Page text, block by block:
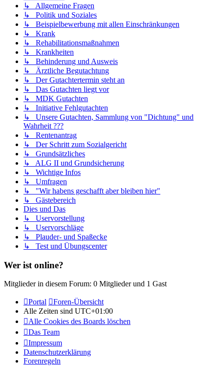
↳ Allgemeine Fragen
↳ Politik und Soziales
↳ Beispielbewerbung mit allen Einschränkungen
↳ Krank
↳ Rehabilitationsmaßnahmen
↳ Krankheiten
↳ Behinderung und Ausweis
↳ Ärztliche Begutachtung
↳ Der Gutachtertermin steht an
↳ Das Gutachten liegt vor
↳ MDK Gutachten
↳ Initiative Fehlgutachten
↳ Unsere Gutachten, Sammlung von "Dichtung" und
Wahrheit ???
↳ Rentenantrag
↳ Der Schritt zum Sozialgericht
↳ Grundsätzliches
↳ ALG II und Grundsicherung
↳ Wichtige Infos
↳ Umfragen
↳ "Wir habens geschafft aber bleiben hier"
↳ Gästebereich
Dies und Das
↳ Uservorstellung
↳ Uservorschläge
↳ Plauder- und Spaßecke
↳ Test und Übungscenter
Wer ist online?
Mitglieder in diesem Forum: 0 Mitglieder und 1 Gast
Portal
Foren-Übersicht
Alle Zeiten sind UTC+01:00
Alle Cookies des Boards löschen
Das Team
Impressum
Datenschutzerklärung
Forenregeln